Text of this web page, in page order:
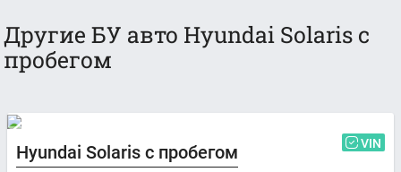
Другие БУ авто Hyundai Solaris с
пробегом
Hyundai Solaris с пробегом VIN